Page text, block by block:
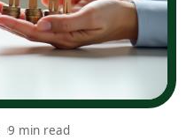
9 min read